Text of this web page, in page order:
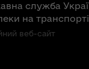
служба
на транспорті
веб-сайт